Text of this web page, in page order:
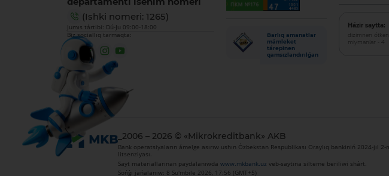
(Ishki nomeri: 1265)
Jumıs tártibi: Dú-Ju 09:00-18:00
Biz sociallıq tarmaqta:
Barlıq amanatlar
mámleket
tárepinen
qamsızlandırılǵan
Házir saytta:
dizimnen
miymanlar - 4
_2006 – 2026 © «Mikrokreditbank» AKB
Bank operatsiyaların ámelge asırıw ushın Ózbekstan Respublikası Oraylıq bankiniń 2024-jıl 2-
litsenziyası.
Sayt materiallarınan paydalanıwdawww.mkbank.uz veb-saytına silteme beriliwi shárt.
Sońǵı jańalanıw: 8 Su'mbile 2026, 17:56 (GMT+5)